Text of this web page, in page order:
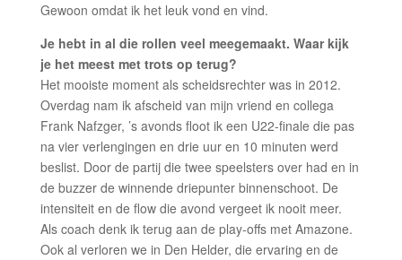
Gewoon omdat ik het leuk vond en vind.
Je hebt in al die rollen veel meegemaakt. Waar kijk
je het meest met trots op terug?
Het mooiste moment als scheidsrechter was in 2012.
Overdag nam ik afscheid van mijn vriend en collega
Frank Nafzger, ’s avonds floot ik een U22-finale die pas
na vier verlengingen en drie uur en 10 minuten werd
beslist. Door de partij die twee speelsters over had en in
de buzzer de winnende driepunter binnenschoot. De
intensiteit en de flow die avond vergeet ik nooit meer.
Als coach denk ik terug aan de play-offs met Amazone.
Ook al verloren we in Den Helder, die ervaring en de